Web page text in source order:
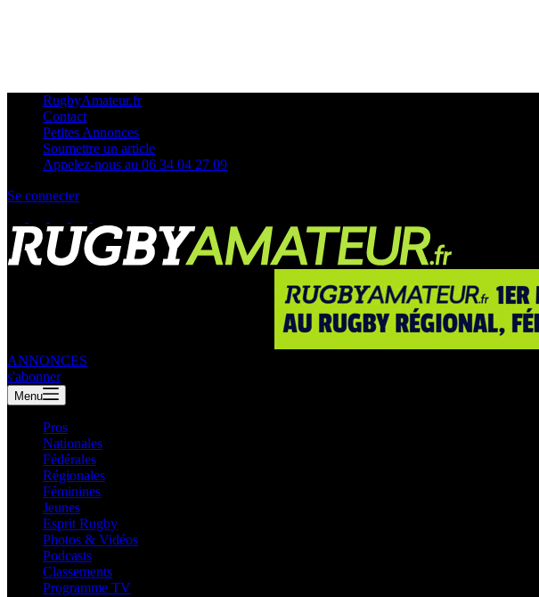
RugbyAmateur.fr
Contact
Petites Annonces
Soumettre un article
Appelez-nous au 06 34 04 27 09
Se connecter
ANNONCES
s'abonner
Menu
Pros
Nationales
Fédérales
Régionales
Féminines
Jeunes
Esprit Rugby
Photos & Vidéos
Podcasts
Classements
Programme TV